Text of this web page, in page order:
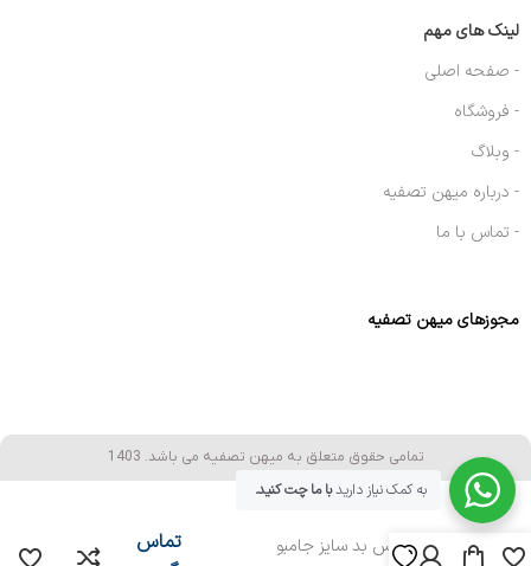
لینک های مهم
- صفحه اصلی
- فروشگاه
- وبلاگ
- درباره میهن تصفیه
- تماس با ما
مجوزهای میهن تصفیه
تمامی حقوق متعلق به میهن تصفیه می باشد. 1403
رزین میکس بد سایز جامبو
تماس
به کمک نیاز داریدبا ما چت کنید.